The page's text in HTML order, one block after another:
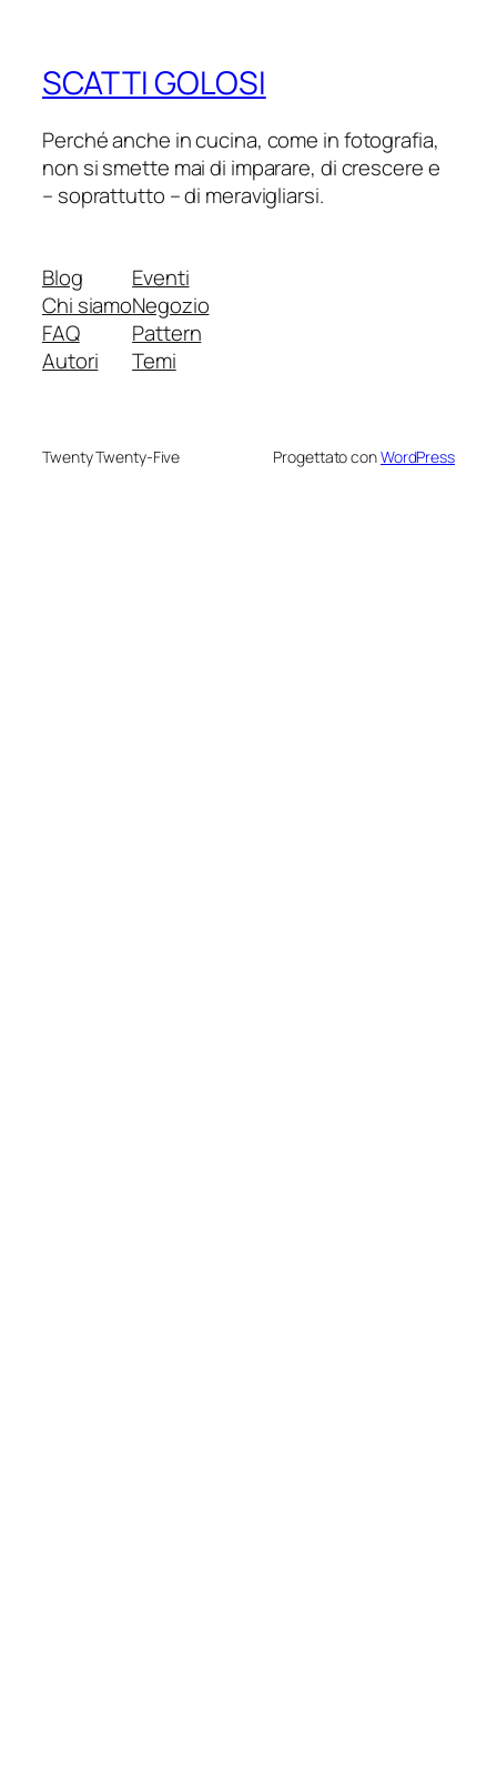
SCATTI GOLOSI
Perché anche in cucina, come in fotografia,
non si smette mai di imparare, di crescere e
– soprattutto – di meravigliarsi.
Blog
Chi siamo
FAQ
Autori
Eventi
Negozio
Pattern
Temi
Twenty Twenty-Five Progettato conWordPress